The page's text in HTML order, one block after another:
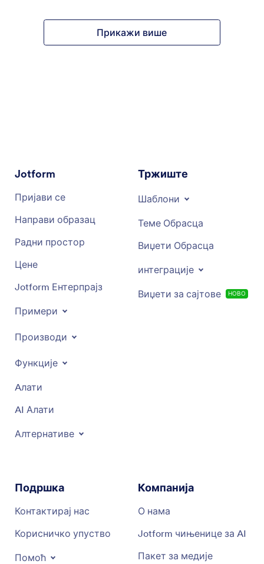
Прикажи више
Jotform
Пријави се
Направи образац
Радни простор
Цене
Jotform Ентерпрајз
Примери
Производи
Функције
Aлати
AI Алати
Алтернативе
Тржиште
Шаблони
Теме Обрасца
Виџети Обрасца
интеграције
Виџети за сајтове НОВО
Подршка
Контактирај нас
Корисничко упуство
Помоћ
Компанија
О нама
Jotform чињенице за AI
Пакет за медије